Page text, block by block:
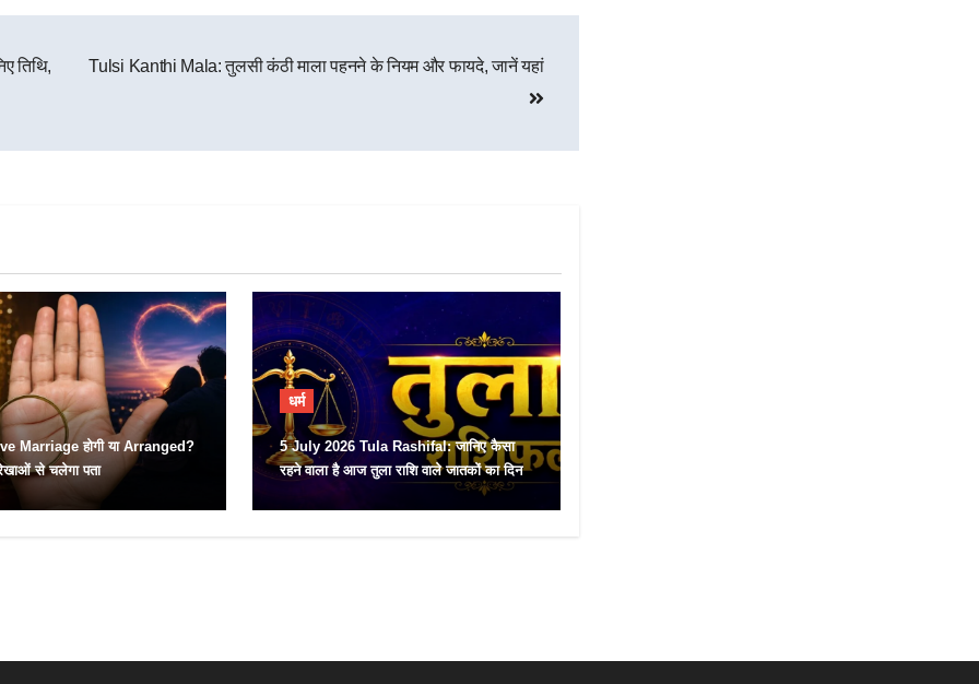
तिथि, Tulsi Kanthi Mala: तुलसी कंठी माला पहनने के नियम और फायदे, जानें यहां
Marriage होगी या Arranged?
से चलेगा पता
धर्म
5 July 2026 Tula Rashifal: जानिए कैसा
रहने वाला है आज तुला राशि वाले जातकों का दिन